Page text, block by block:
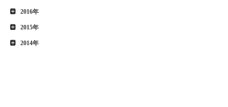
2016年
2015年
2014年